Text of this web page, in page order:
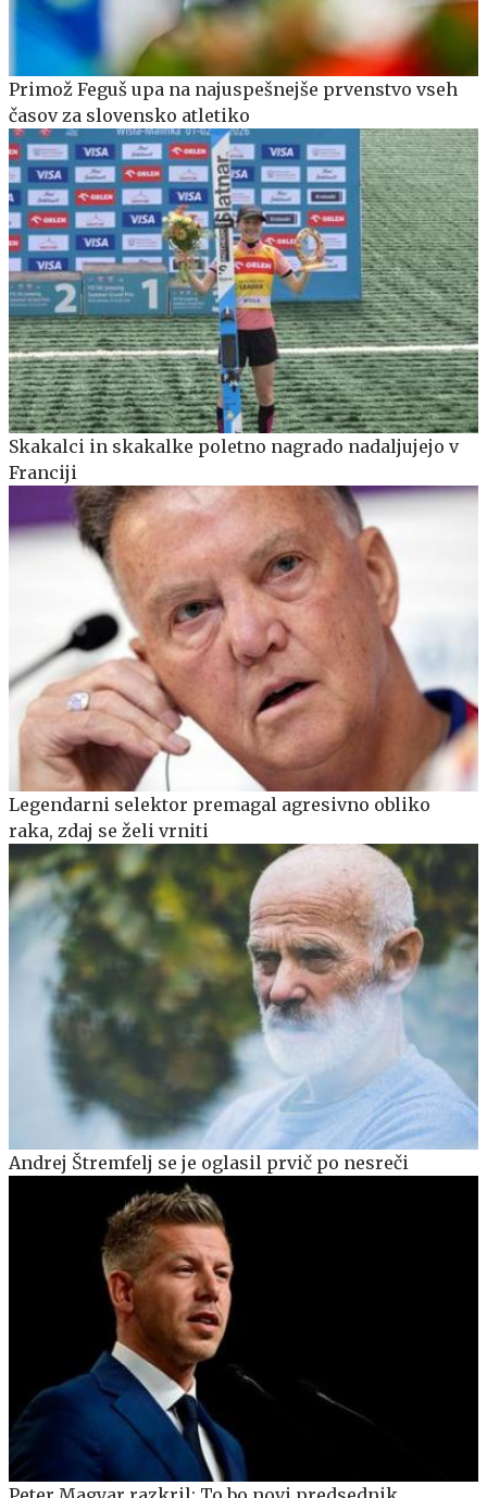
Primož Feguš upa na najuspešnejše prvenstvo vseh
časov za slovensko atletiko
Skakalci in skakalke poletno nagrado nadaljujejo v
Franciji
Legendarni selektor premagal agresivno obliko
raka, zdaj se želi vrniti
Andrej Štremfelj se je oglasil prvič po nesreči